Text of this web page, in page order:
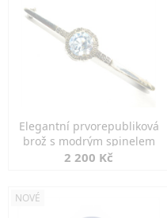
Elegantní prvorepubliková
brož s modrým spinelem
2 200 Kč
NOVÉ